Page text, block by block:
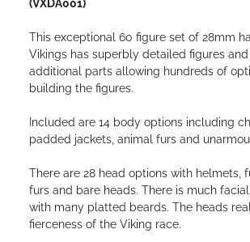
(VXDA001)
This exceptional 60 figure set of 28mm
Vikings has superbly detailed figures
additional parts allowing hundreds of
building the figures.
Included are 14 body options including
padded jackets, animal furs and
There are 28 head options with helmets,
furs and bare heads. There is much
with many platted beards. The heads
fierceness of the Viking race.